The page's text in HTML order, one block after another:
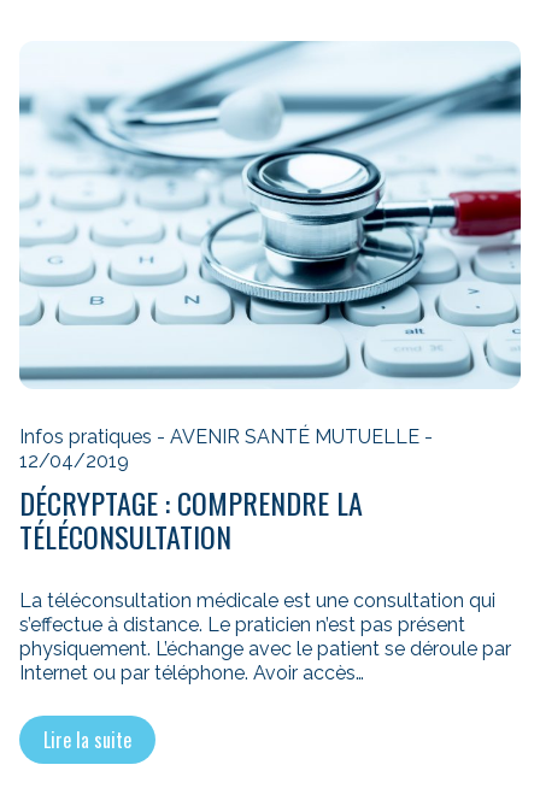
Infos pratiques - AVENIR SANTÉ MUTUELLE -
12/04/2019
DÉCRYPTAGE : COMPRENDRE LA
TÉLÉCONSULTATION
La téléconsultation médicale est une consultation qui
s’effectue à distance. Le praticien n’est pas présent
physiquement. L’échange avec le patient se déroule par
Internet ou par téléphone. Avoir accès…
Lire la suite